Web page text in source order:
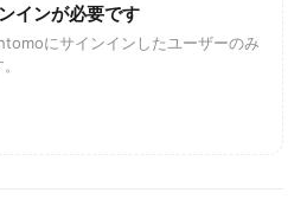
インが必要です
にサインインしたユーザーのみ